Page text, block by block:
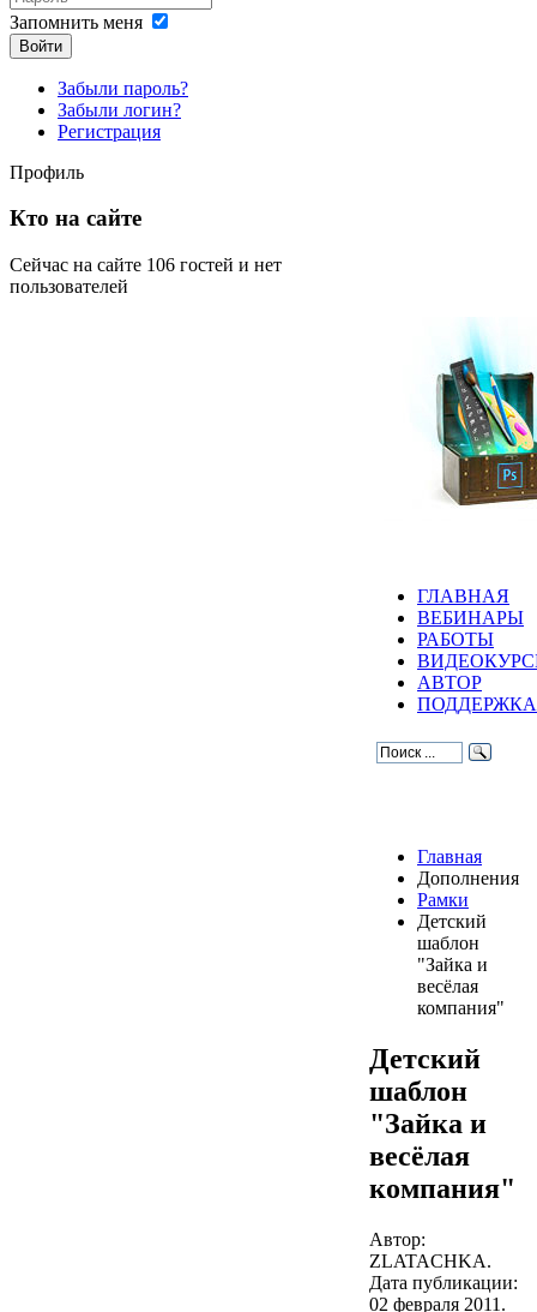
Запомнить меня
Войти
Забыли пароль?
Забыли логин?
Регистрация
Профиль
Кто на сайте
Сейчас на сайте 106 гостей и нет
пользователей
ГЛАВНАЯ
ВЕБИНАРЫ
РАБОТЫ
АВТОР
ПОДДЕРЖКА
Главная
Дополнения
Рамки
Детский
шаблон
"Зайка и
весёлая
компания"
Детский
шаблон
"Зайка и
весёлая
компания"
Автор:
ZLATACHKA.
Дата публикации:
02 февраля 2011 .